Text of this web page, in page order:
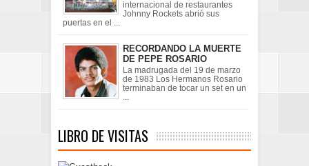
internacional de restaurantes
Johnny Rockets abrió sus
puertas en el ...
RECORDANDO LA MUERTE
DE PEPE ROSARIO
La madrugada del 19 de marzo
de 1983 Los Hermanos Rosario
terminaban de tocar un set en un
LIBRO DE VISITAS